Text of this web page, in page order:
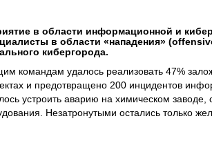
в области информационной и
в области «нападения»
кибергорода.
командам удалось реализовать 47%
и предотвращено 200 инцидентов
устроить аварию на химическом заводе,
Незатронутыми остались только